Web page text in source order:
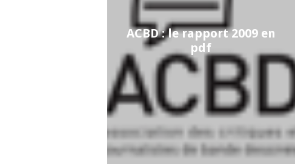
ACBD : le rapport 2009 en
pdf